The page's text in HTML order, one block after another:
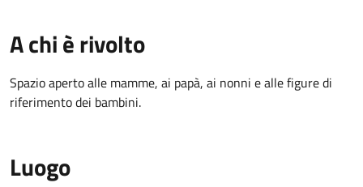
A chi è rivolto
Spazio aperto alle mamme, ai papà, ai nonni e alle figure di
riferimento dei bambini.
Luogo